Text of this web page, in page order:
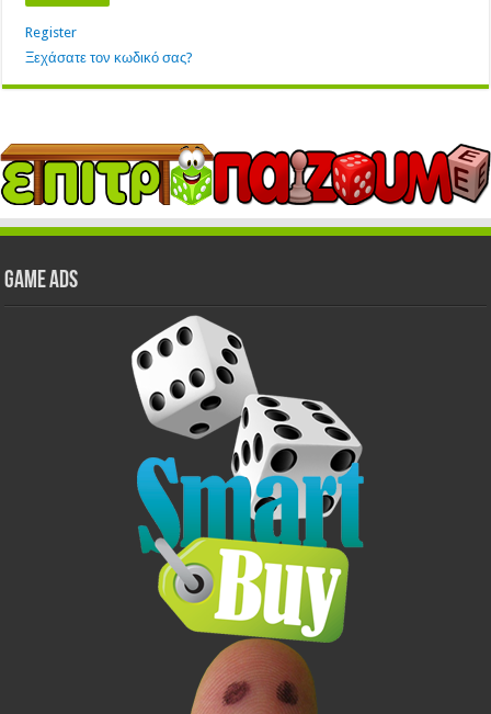
Register
Ξεχάσατε τον κωδικό σας?
GAME ADS